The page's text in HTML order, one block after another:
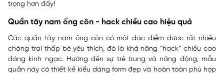
trọng hơn đấy!
Quần tây nam ống côn - hack chiều cao hiệu quả
Các quần tây nam ống côn có một đặc điểm được rất nhiều
chàng trai thấp bé yêu thích, đó là khả năng “hack” chiều cao
đáng kinh ngạc. Hướng đến sự trẻ trung và năng động, mẫu
quần này có thiết kế kiểu dáng form đẹp và hoàn toàn phù hợp